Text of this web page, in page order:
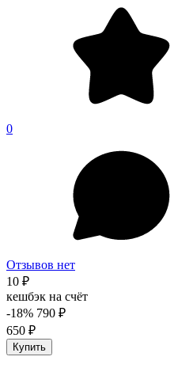
0
Отзывов нет
10 ₽
кешбэк на счёт
-18% 790 ₽
650 ₽
Купить